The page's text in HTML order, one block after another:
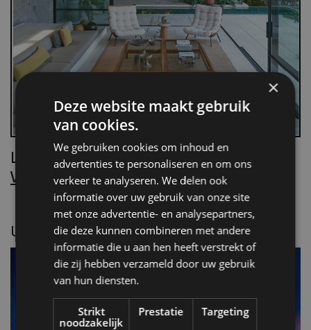
Lees Villa d’Arte!
Word nu abonnee.
UITGELICHT
×
Deze website maakt gebruik
van cookies.
We gebruiken cookies om inhoud en
advertenties te personaliseren en om ons
verkeer te analyseren. We delen ook
informatie over uw gebruik van onze site
met onze advertentie- en analysepartners,
die deze kunnen combineren met andere
informatie die u aan hen heeft verstrekt of
die zij hebben verzameld door uw gebruik
van hun diensten.
Strikt
noodzakelijk
Prestatie Targeting